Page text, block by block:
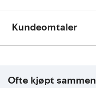
Kundeomtaler
Ofte kjøpt sammen